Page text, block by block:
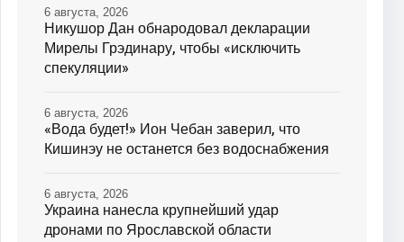
Никушор Дан обнародовал декларации
Мирелы Грэдинару, чтобы «исключить
спекуляции»
6 августа, 2026
«Вода будет!» Ион Чебан заверил, что
Кишинэу не останется без водоснабжения
6 августа, 2026
Украина нанесла крупнейший удар
дронами по Ярославской области
6 августа, 2026